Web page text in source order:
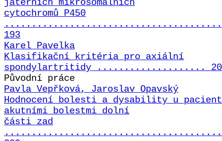
jaterních mikrosomálních
cytochromů P450
193
Karel Pavelka
Klasifikační kritéria pro axiální
spondylartritidy ....................
Původní práce
Pavla Vepřková, Jaroslav Opavský
Hodnocení bolesti a dysability u
akutními bolestmi dolní
části zad